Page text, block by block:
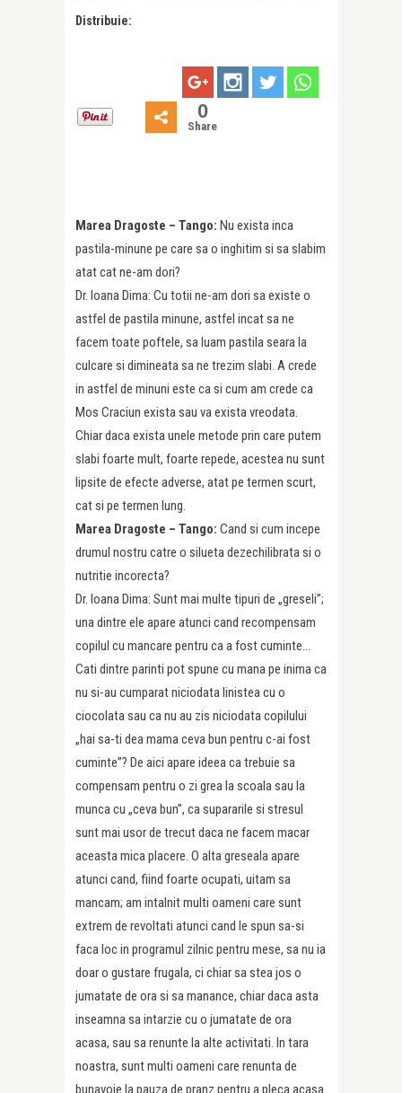
Distribuie:
0
Share
Marea Dragoste – Tango: Nu exista inca
pastila-minune pe care sa o inghitim si sa slabim
atat cat ne-am dori?
Dr. Ioana Dima: Cu totii ne-am dori sa existe o
astfel de pastila minune, astfel incat sa ne
facem toate poftele, sa luam pastila seara la
culcare si dimineata sa ne trezim slabi. A crede
in astfel de minuni este ca si cum am crede ca
Mos Craciun exista sau va exista vreodata.
Chiar daca exista unele metode prin care putem
slabi foarte mult, foarte repede, acestea nu sunt
lipsite de efecte adverse, atat pe termen scurt,
cat si pe termen lung.
Marea Dragoste – Tango: Cand si cum incepe
drumul nostru catre o silueta dezechilibrata si o
nutritie incorecta?
Dr. Ioana Dima: Sunt mai multe tipuri de „greseli”;
una dintre ele apare atunci cand recompensam
copilul cu mancare pentru ca a fost cuminte…
Cati dintre parinti pot spune cu mana pe inima ca
nu si-au cumparat niciodata linistea cu o
ciocolata sau ca nu au zis niciodata copilului
„hai sa-ti dea mama ceva bun pentru c-ai fost
cuminte”? De aici apare ideea ca trebuie sa
compensam pentru o zi grea la scoala sau la
munca cu „ceva bun”, ca supararile si stresul
sunt mai usor de trecut daca ne facem macar
aceasta mica placere. O alta greseala apare
atunci cand, fiind foarte ocupati, uitam sa
mancam; am intalnit multi oameni care sunt
extrem de revoltati atunci cand le spun sa-si
faca loc in programul zilnic pentru mese, sa nu ia
doar o gustare frugala, ci chiar sa stea jos o
jumatate de ora si sa manance, chiar daca asta
inseamna sa intarzie cu o jumatate de ora
acasa, sau sa renunte la alte activitati. In tara
noastra, sunt multi oameni care renunta de
bunavoie la pauza de pranz pentru a pleca acasa